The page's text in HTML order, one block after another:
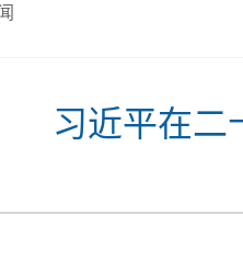
习近平在二